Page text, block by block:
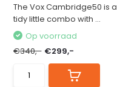
The Vox Cambridge50 is a
tidy little combo with ...
Op voorraad
€340,- €299,-